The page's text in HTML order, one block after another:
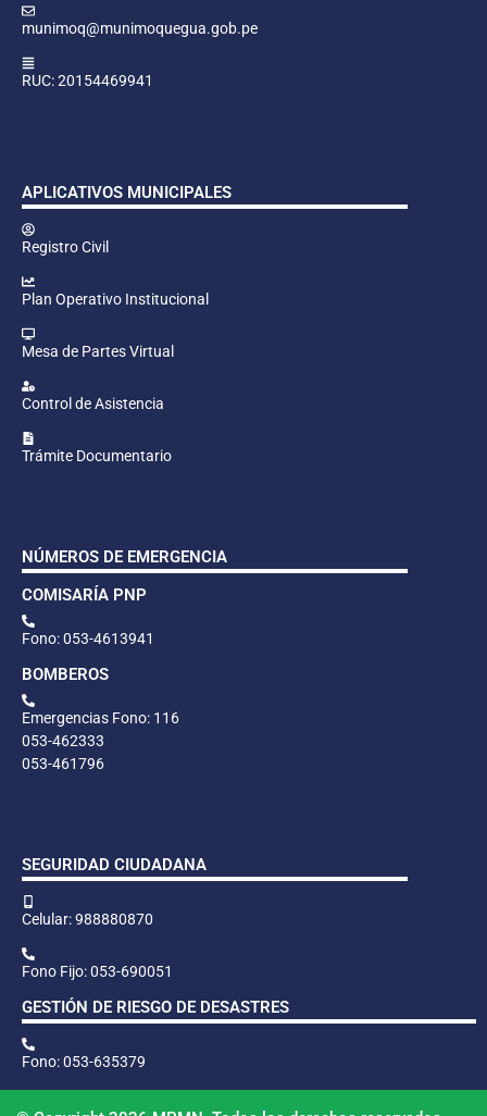
munimoq@munimoquegua.gob.pe
RUC: 20154469941
APLICATIVOS MUNICIPALES
Registro Civil
Plan Operativo Institucional
Mesa de Partes Virtual
Control de Asistencia
Trámite Documentario
NÚMEROS DE EMERGENCIA
COMISARÍA PNP
Fono: 053-4613941
BOMBEROS
Emergencias Fono: 116
053-462333
053-461796
SEGURIDAD CIUDADANA
Celular: 988880870
Fono Fijo: 053-690051
GESTIÓN DE RIESGO DE DESASTRES
Fono: 053-635379